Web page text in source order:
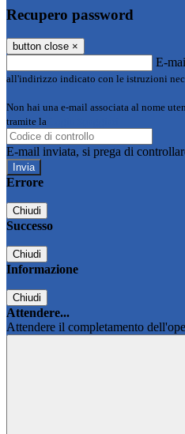
Recupero password
button close ×
E-
all'indirizzo indicato con le istruzioni
Non hai una e-mail associata al nome
tramite la
E-mail inviata, si prega di
Errore
Chiudi
Successo
Chiudi
Informazione
Chiudi
Attendere...
Attendere il completamento